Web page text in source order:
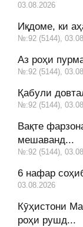
03.08.2026
Иқдоме, ки
№:92 (5144),
Аз роҳи
№:92 (5144),
Қабули
№:92 (5144),
Вақте
мешаванд...
№:92 (5144),
6 нафар
03.08.2026
Кӯҳистони
роҳи рушд...